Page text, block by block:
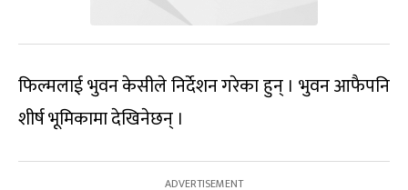
फिल्मलाई भुवन केसीले निर्देशन गरेका हुन् । भुवन आफैपनि
शीर्ष भूमिकामा देखिनेछन् ।